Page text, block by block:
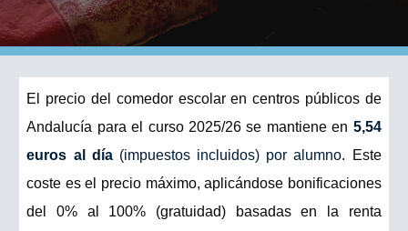
El precio del comedor escolar en centros públicos de
Andalucía para el curso 2025/26 se mantiene en 5,54
euros al día(impuestos incluidos) por alumno. Este
coste es el precio máximo, aplicándose bonificaciones
del 0% al 100% (gratuidad) basadas en la renta